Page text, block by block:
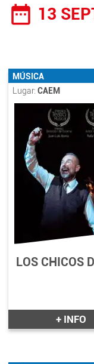
date_range 13
MÚSICA
Lugar: CAEM
LOS CHICOS
+ INFO